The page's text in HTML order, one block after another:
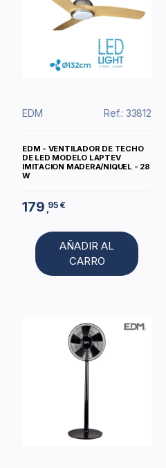
EDM Ref.: 33812
EDM - VENTILADOR DE TECHO
DE LED MODELO LAPTEV
IMITACION MADERA/NIQUEL - 28
W
179 ,95 €
AÑADIR AL
CARRO